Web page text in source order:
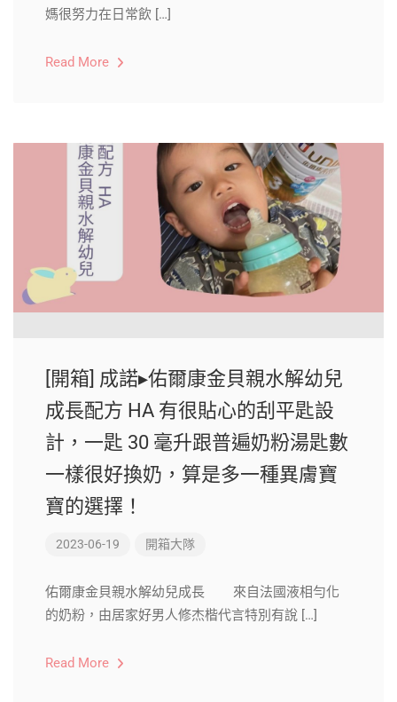
媽很努力在日常飲 […]
Read More
[開箱] 成諾▸佑爾康金貝親水解幼兒
成長配方 HA 有很貼心的刮平匙設
計，一匙 30 毫升跟普遍奶粉湯匙數
一樣很好換奶，算是多一種異膚寶
寶的選擇！
2023-06-19 開箱大隊
佑爾康金貝親水解幼兒成長​ ​ ​ ​ ​ ​ ​ ​ 來自法國液相勻化
的奶粉，由居家好男人修杰楷代言特別有說 […]
Read More